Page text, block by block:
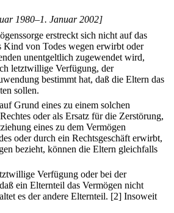
1980–1. Januar 2002]
erstreckt sich nicht auf das
Kind von Todes wegen erwirbt oder
unentgeltlich zugewendet wird,
letztwillige Verfügung, der
bestimmt hat, daß die Eltern das
sollen.
Grund eines zu einem solchen
oder als Ersatz für die Zerstörung,
eines zu dem Vermögen
oder durch ein Rechtsgeschäft erwirbt,
bezieht, können die Eltern gleichfalls
Verfügung oder bei der
ein Elternteil das Vermögen nicht
es der andere Elternteil. [2] Insoweit